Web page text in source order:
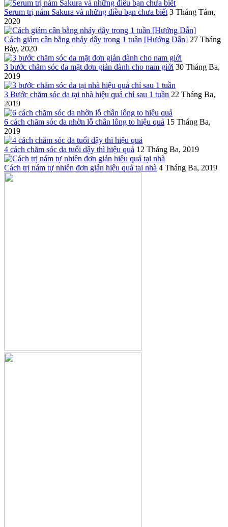
Serum trị nám Sakura và những điều bạn chưa biết 3 Tháng Tám,
2020
Cách giảm cân bằng nhảy dây trong 1 tuần [Hướng Dẫn] 27 Tháng
Bảy, 2020
3 bước chăm sóc da mặt đơn giản dành cho nam giới 30 Tháng Ba,
2019
3 Bước chăm sóc da tại nhà hiệu quả chỉ sau 1 tuần 22 Tháng Ba,
2019
6 cách chăm sóc da nhờn lỗ chân lông to hiệu quả 15 Tháng Ba,
2019
4 cách chăm sóc da tuổi dậy thì hiệu quả 12 Tháng Ba, 2019
Cách trị nám tự nhiên đơn giản hiệu quả tại nhà 4 Tháng Ba, 2019